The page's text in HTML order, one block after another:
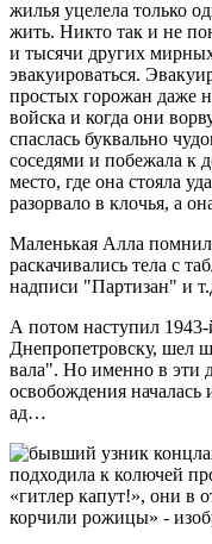
жилья уцелела только
жить. Никто так и не
и тысячи других
эвакуироваться.
простых горожан даже
войска и когда они
спаслась буквально
соседями и побежала к
место, где она стояла
разорвало в клочья, а
Маленькая Алла
раскачивались тела с
надписи "Партизан" и
А потом наступил
Днепропетровску, шел
вала". Но именно в эти
освобождения началась
ад…